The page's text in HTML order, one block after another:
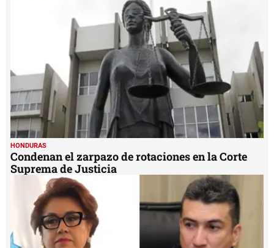
HONDURAS
Condenan el zarpazo de rotaciones en la Corte
Suprema de Justicia